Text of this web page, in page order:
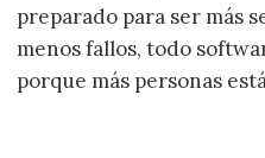
preparado para ser más
menos fallos, todo
porque más personas